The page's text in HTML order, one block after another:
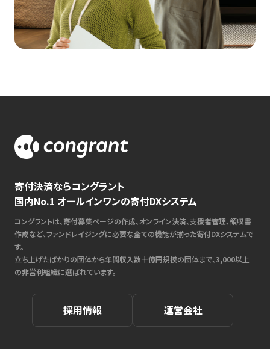
寄付決済ならコングラント
国内No.1 オールインワンの寄付DXシステム
コングラントは、寄付募集ページの作成、オンライン決済、支援者管理、領収書
作成など、ファンドレイジングに必要な全ての機能が揃った寄付DXシステムで
す。
立ち上げたばかりの団体から年間収入数十億円規模の団体まで、3,000以上
の非営利組織に選ばれています。
採用情報 運営会社